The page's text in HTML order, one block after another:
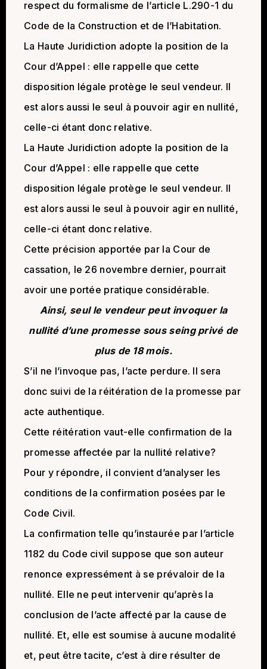
respect du formalisme de l’article L.290-1 du
Code de la Construction et de l’Habitation.
La Haute Juridiction adopte la position de la
Cour d’Appel : elle rappelle que cette
disposition légale protège le seul vendeur. Il
est alors aussi le seul à pouvoir agir en nullité,
celle-ci étant donc relative.
La Haute Juridiction adopte la position de la
Cour d’Appel : elle rappelle que cette
disposition légale protège le seul vendeur. Il
est alors aussi le seul à pouvoir agir en nullité,
celle-ci étant donc relative.
Cette précision apportée par la Cour de
cassation, le 26 novembre dernier, pourrait
avoir une portée pratique considérable.
Ainsi, seul le vendeur peut invoquer la
nullité d’une promesse sous seing privé de
plus de 18 mois.
S’il ne l’invoque pas, l’acte perdure. Il sera
donc suivi de la réitération de la promesse par
acte authentique.
Cette réitération vaut-elle confirmation de la
promesse affectée par la nullité relative?
Pour y répondre, il convient d’analyser les
conditions de la confirmation posées par le
Code Civil.
La confirmation telle qu’instaurée par l’article
1182 du Code civil suppose que son auteur
renonce expressément à se prévaloir de la
nullité. Elle ne peut intervenir qu’après la
conclusion de l’acte affecté par la cause de
nullité. Et, elle est soumise à aucune modalité
et, peut être tacite, c’est à dire résulter de